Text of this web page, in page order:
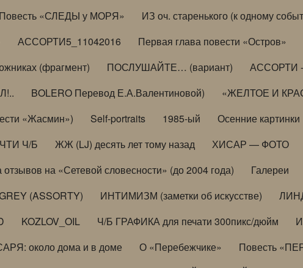
Повесть «СЛЕДЫ у МОРЯ» ИЗ оч. старенького (к одному
АССОРТИ5_11042016
Первая глава повести «Остров»
(фрагмент) ПОСЛУШАЙТЕ… (вариант) АССОРТИ -
BOLERO Перевод Е.А.Валентиновой)
«ЖЕЛТОЕ И
«Жасмин») Self-portraits 1985-ый Осенние картинки
Ч/Б ЖЖ (LJ) десять лет тому назад
ХИСАР — ФОТО
отзывов на «Сетевой словесности» (до 2004 года) Галереи
(ASSORTY) ИНТИМИЗМ (заметки об искусстве)
KOZLOV_OIL Ч/Б ГРАФИКА для печати 300пикс/дюйм
около дома и в доме О «Перебежчике»
Повесть